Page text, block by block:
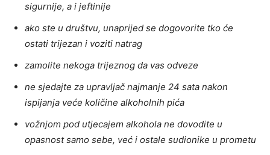
sigurnije, a i jeftinije
ako ste u društvu, unaprijed se dogovorite tko će
ostati trijezan i voziti natrag
zamolite nekoga trijeznog da vas odveze
ne sjedajte za upravljač najmanje 24 sata nakon
ispijanja veće količine alkoholnih pića
vožnjom pod utjecajem alkohola ne dovodite u
opasnost samo sebe, već i ostale sudionike u prometu